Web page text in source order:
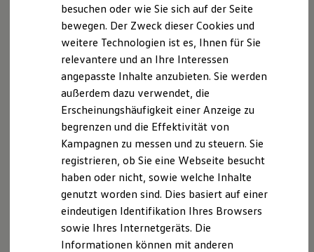
Kaufoptionen
E-Auto-Förderung
Software und Konnektivität
Die ID. Software 6
ID. Software Versionen und Updates
Digitale Extras
Schnittstellen zu Ihrem ID.
Marke und Erlebnis
Volkswagen R und R Experience
R-Modelle
R Experience
Driving Experience
Volkswagen entdecken
Werkbesichtigung
Lifestyle Shop
T-Roc Kollektion
Golf Kollektion
Kraftstoffeffizienz
Je weniger Widerstand Ihre Reifen beim Rollen überwinden
müssen, desto weniger Energie braucht Ihr Volkswagen
Benzin- oder Diesel-Autos liegen die Einsparungen zwischen
Klasse A und E bei bis zu 5,1 l pro 1.000 km. Außerdem
sparen Sie dadurch zusätzlich einige Gramm CO
Die Grafik zeigt ein Beispiel des möglichen
Kraftstoffmehrverbrauchs eines Fahrzeugs mit
Verbrennungsmotor auf 1.000 km bei einem
Durchschnittsverbrauch von 6,6 l/100 km.
besuchen oder wie Sie sich auf der Seite
bewegen. Der Zweck dieser Cookies und
weitere Technologien ist es, Ihnen für Sie
relevantere und an Ihre Interessen
angepasste Inhalte anzubieten. Sie werden
außerdem dazu verwendet, die
Erscheinungshäufigkeit einer Anzeige zu
begrenzen und die Effektivität von
Kampagnen zu messen und zu steuern. Sie
registrieren, ob Sie eine Webseite besucht
haben oder nicht, sowie welche Inhalte
genutzt worden sind. Dies basiert auf einer
eindeutigen Identifikation Ihres Browsers
sowie Ihres Internetgeräts. Die
Informationen können mit anderen